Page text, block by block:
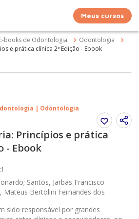
Meus cursos
E-books de Odontologia
Odontologia
e prática clínica 2ª Edição - Ebook
| Odontologia
Princípios e prática
- Ebook
Santos, Jarbas Francisco
Mateus Bertolini Fernandes dos
sido responsável por grandes